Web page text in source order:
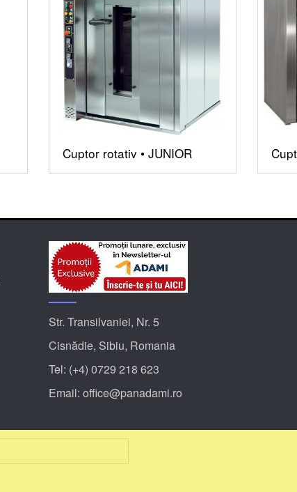
Cuptor rotativ • JUNIOR
Str. Transilvaniei, Nr. 5
Cisnădie, Sibiu, Romania
Tel: (+4) 0729 218 623
Email: office@panadami.ro